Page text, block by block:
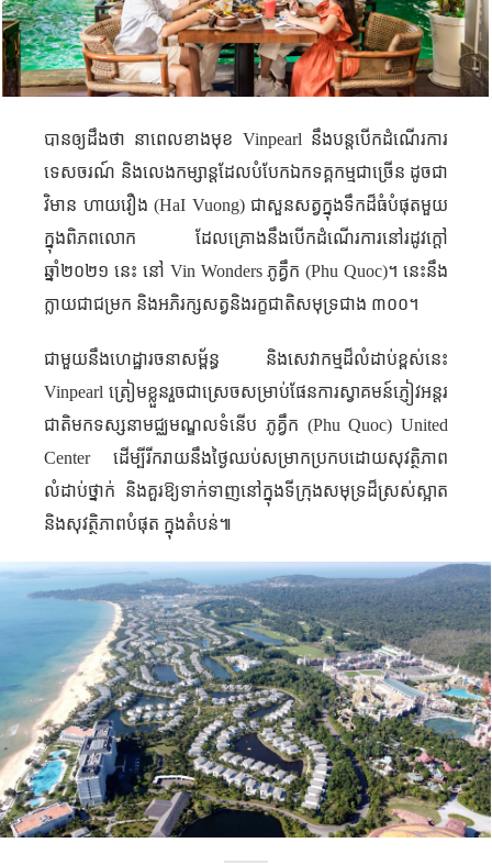
បានឲ្យដឹងថា នាពេលខាងមុខ Vinpearl នឹងបន្តបើកដំណើរការ
ទេសចរណ៍ និងលេងកម្សាន្តដែលបំបែកឯកទគ្គកម្មជាច្រើន ដូចជា
វិមាន ហាយវឿង (HaI Vuong) ជាសួនសត្វ​ក្នុងទឹកដ៏ធំបំផុតមួយ
ក្នុងពិភពលោក ដែលគ្រោងនឹងបើកដំណើរការនៅរដូវក្តៅ
ឆ្នាំ២០២១ នេះ នៅ Vin Wondersភូគ្វឹក (Phu Quoc)​។ នេះនឹង
ក្លាយជាជម្រក និងអភិរក្សសត្វនិងរក្ខជាតិសមុទ្រជាង ៣០០។
ជាមួយនឹងហេដ្ឋារចនាសម្ព័ន្ធ និងសេវាកម្មដ៏លំដាប់ខ្ពស់នេះ
Vinpearl ត្រៀមខ្លួនរួចជាស្រេចសម្រាប់ផែនការស្វាគមន៍ភ្ញៀវអន្តរ
ជាតិមកទស្សនាមជ្ឈមណ្ឌល​ទំនើប ភូគ្វឹក (Phu Quoc) United
Center ដើម្បីរីករាយនឹងថ្ងៃឈប់សម្រាកប្រកបដោយសុវត្ថិភាព
លំដាប់ថ្នាក់ និងគួរឱ្យទាក់ទាញនៅក្នុងទីក្រុងសមុទ្រដ៏ស្រស់ស្អាត
និងសុវត្ថិភាពបំផុត ក្នុងតំបន់៕